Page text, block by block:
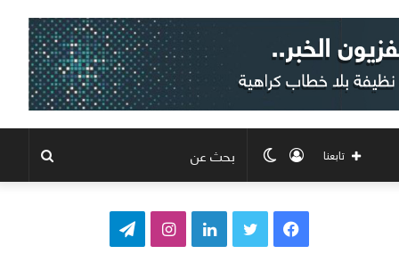
الوضع
المظلم
تسجيل
الدخول
تابعنا
ف
ت